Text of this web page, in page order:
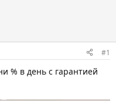
#1
% в день с гарантией